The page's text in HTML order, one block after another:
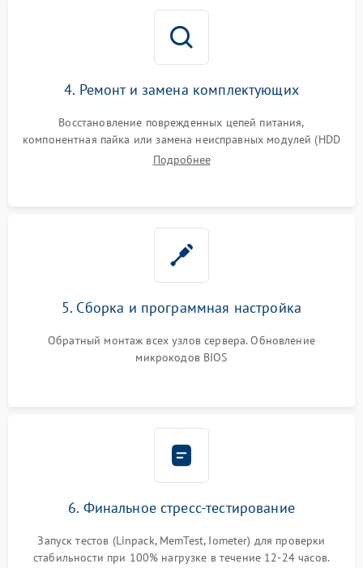
4. Ремонт и замена комплектующих
Восстановление поврежденных цепей питания,
компонентная пайка или замена неисправных модулей (HDD
Подробнее
5. Сборка и программная настройка
Обратный монтаж всех узлов сервера. Обновление
микрокодов BIOS
6. Финальное стресс-тестирование
Запуск тестов (Linpack, MemTest, Iometer) для проверки
стабильности при 100% нагрузке в течение 12-24 часов.